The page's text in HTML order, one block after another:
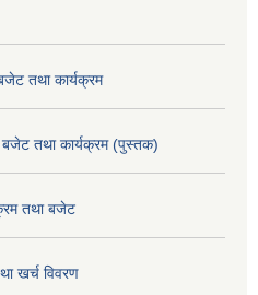
तथा कार्यक्रम
तथा कार्यक्रम (पुस्तक)
तथा बजेट
खर्च विवरण